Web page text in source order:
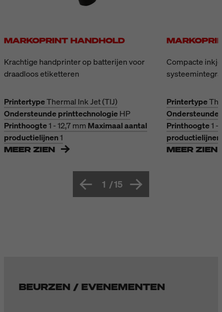
MARKOPRINT HANDHOLD
Krachtige handprinter op batterijen voor
draadloos etiketteren
PrintertypeThermal Ink Jet (TIJ)
Ondersteunde printtechnologieHP
Printhoogte1 - 12,7 mm Maximaal aantal
productielijnen1
MEER ZIEN
Compacte
Printertype
Printhoogte1 -
productielijnen
MEER ZIEN
1 /15
BEURZEN / EVENEMENTEN